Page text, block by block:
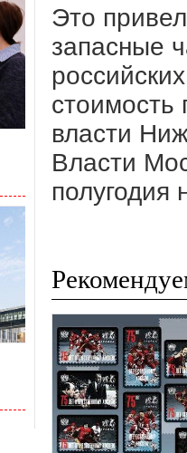
Это
запасные
стоимость
власти
Власти
полугодия